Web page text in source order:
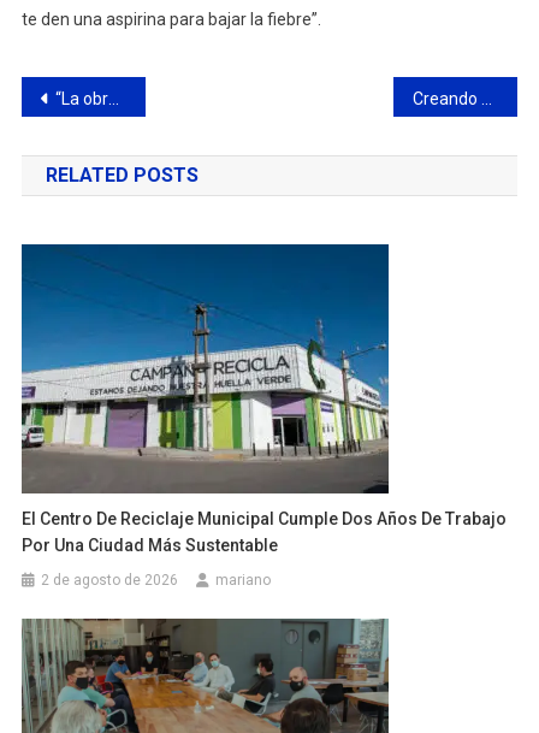
te den una aspirina para bajar la fiebre”.
Navegación
de
entradas
“La obra de la Mitre es parte de un proyecto de renovación de todas las avenidas de la ciudad”
RELATED POSTS
El Centro De Reciclaje Municipal Cumple Dos Años De Trabajo
Por Una Ciudad Más Sustentable
2 de agosto de 2026 mariano